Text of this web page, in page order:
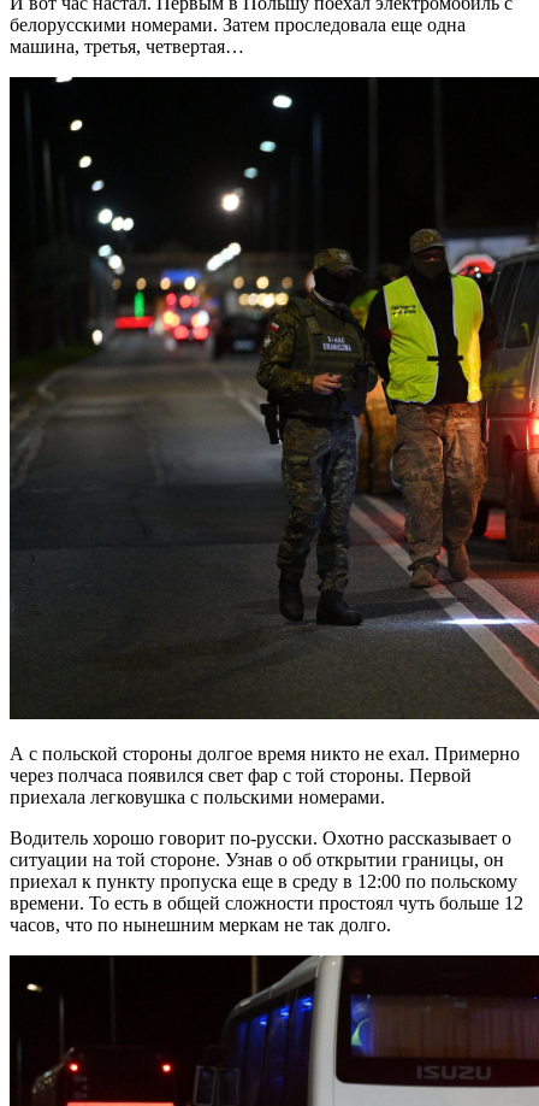
белорусскими номерами. Затем проследовала еще одна
машина, третья, четвертая…
А с польской стороны долгое время никто не ехал. Примерно
через полчаса появился свет фар с той стороны. Первой
приехала легковушка с польскими номерами.
Водитель хорошо говорит по-русски. Охотно рассказывает о
ситуации на той стороне. Узнав о об открытии границы, он
приехал к пункту пропуска еще в среду в 12:00 по польскому
времени. То есть в общей сложности простоял чуть больше 12
часов, что по нынешним меркам не так долго.